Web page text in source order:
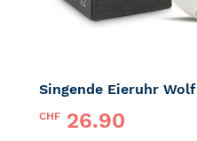
Singende Eieruhr Wolf
CHF26.90